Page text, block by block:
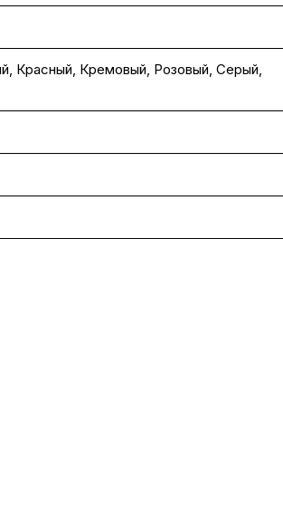
, Красный, Кремовый, Розовый, Серый,